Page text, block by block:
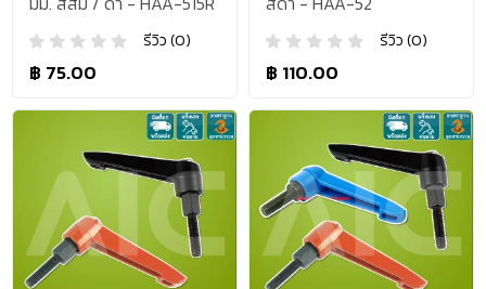
รีวิว (0)
฿ 75.00
รีวิว (0)
฿ 110.00